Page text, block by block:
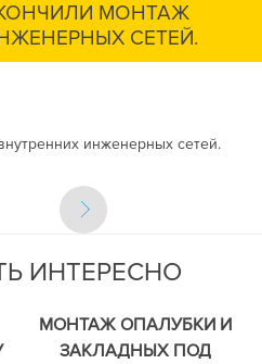
МОНТАЖ
СЕТЕЙ.
инженерных сетей.
ИНТЕРЕСНО
МОНТАЖ ОПАЛУБКИ И
ЗАКЛАДНЫХ ПОД